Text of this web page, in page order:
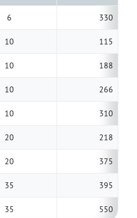
6 330
10 115
10 188
10 266
10 310
20 218
20 375
35 395
35 550